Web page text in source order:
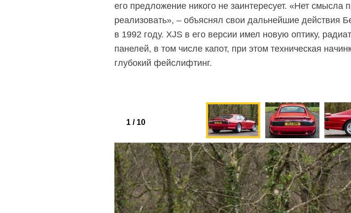
его предложение никого не заинтересует. «Нет
реализовать», – объяснял свои дальнейшие действия
в 1992 году. XJS в его версии имел новую оптику,
панелей, в том числе капот, при этом техническая
глубокий фейслифтинг.
1 / 10